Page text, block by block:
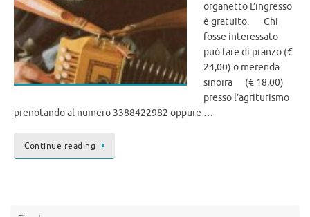
organetto L’ingresso
è gratuito. Chi
fosse interessato
può fare di pranzo (€
24,00) o merenda
sinoira (€ 18,00)
presso l’agriturismo
prenotando al numero 3388422982 oppure …
Continue reading